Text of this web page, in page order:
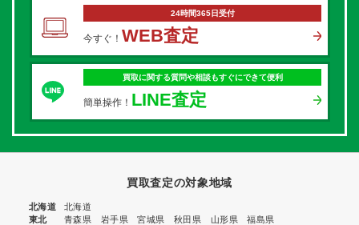
24時間365日受付
今すぐ！ WEB査定
買取に関する質問や相談もすぐにできて便利
簡単操作！ LINE査定
買取査定の対象地域
北海道
北海道
東北
青森県 岩手県 宮城県 秋田県 山形県
福島県